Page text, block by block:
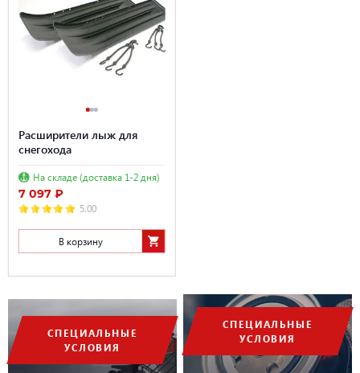
СПЕЦИАЛЬНЫЕ
УСЛОВИЯ
СПЕЦИАЛЬНЫЕ
УСЛОВИЯ
Расширители лыж для
снегохода
На складе (доставка 1-2 дня)
7 097 ₽
5.00
В корзину